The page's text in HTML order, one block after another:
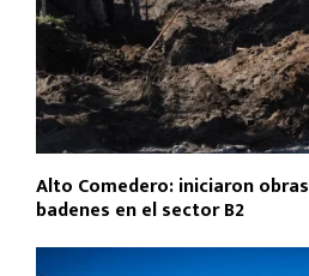
Alto Comedero: iniciaron
badenes en el sector B2